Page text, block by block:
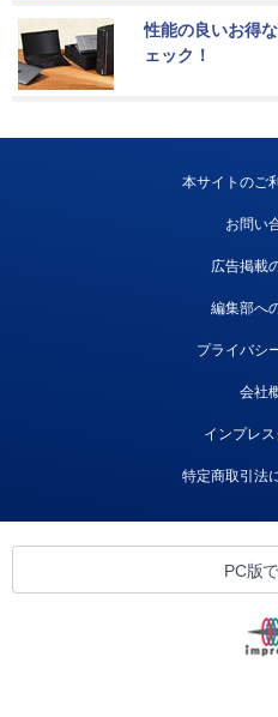
性能の良いお得
ェック！
本サイトのご
お問い
広告掲載
編集部へ
プライバシ
会社
インプレ
特定商取引法
PC版